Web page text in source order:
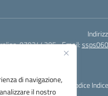
di navigazione,
il nostro
079244305 Email:
Codice